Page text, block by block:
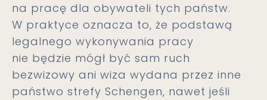
na pracę dla obywateli tych państw.
W praktyce oznacza to, że podstawą
legalnego wykonywania pracy
nie będzie mógł być sam ruch
bezwizowy ani wiza wydana przez inne
państwo strefy Schengen, nawet jeśli